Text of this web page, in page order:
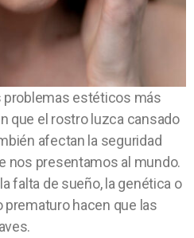
problemas estéticos más
que el rostro luzca cansado
afectan la seguridad
nos presentamos al mundo.
falta de sueño, la genética o
hacen que las